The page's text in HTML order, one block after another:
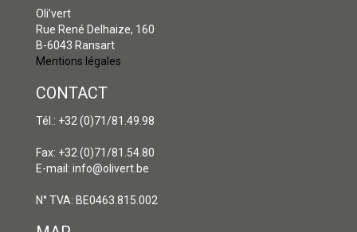
Oli’vert
Rue René Delhaize, 160
B-6043 Ransart
Mentions légales
CONTACT
Tél.: +32 (0)71/81.49.98
Fax: +32 (0)71/81.54.80
E-mail: info@olivert.be
N° TVA: BE0463.815.002